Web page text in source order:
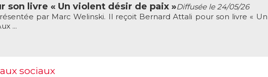
son livre « Un violent désir de paix »Diffusée le 24/05/26
par Marc Welinski. Il reçoit Bernard Attali pour son livre « Un
...
sociaux